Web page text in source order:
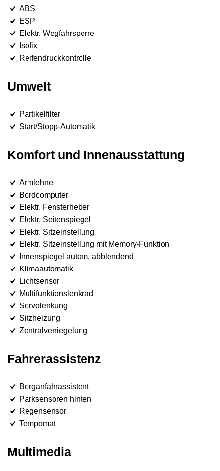
ABS
ESP
Elektr. Wegfahrsperre
Isofix
Reifendruckkontrolle
Umwelt
Partikelfilter
Start/Stopp-Automatik
Komfort und Innenausstattung
Armlehne
Bordcomputer
Elektr. Fensterheber
Elektr. Seitenspiegel
Elektr. Sitzeinstellung
Elektr. Sitzeinstellung mit Memory-Funktion
Innenspiegel autom. abblendend
Klimaautomatik
Lichtsensor
Multifunktionslenkrad
Servolenkung
Sitzheizung
Zentralverriegelung
Fahrerassistenz
Berganfahrassistent
Parksensoren hinten
Regensensor
Tempomat
Multimedia